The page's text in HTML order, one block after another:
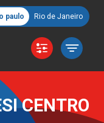
paulo Rio de Janeiro
CENTRO